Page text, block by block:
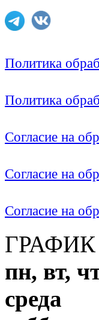
Политика
Политика
Согласие на
Согласие на
Согласие на
пн, вт,
среда с